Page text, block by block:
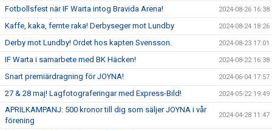
Fotbollsfest när IF Warta intog Bravida Arena! 2024-08-26 16:38
Kaffe, kaka, femte raka! Derbyseger mot Lundby 2024-08-24 18:26
Derby mot Lundby! Ordet hos kapten Svensson. 2024-08-23 17:01
IF Warta i samarbete med BK Häcken! 2024-08-22 16:38
Snart premiärdragning för JOYNA! 2024-06-04 17:57
27 & 28 maj! Lagfotograferingar med Express-Bild! 2024-05-22 19:49
APRILKAMPANJ: 500 kronor till dig som säljer JOYNA i vår
förening
2024-04-28 11:47